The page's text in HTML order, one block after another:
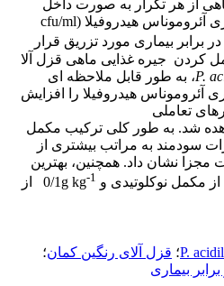
آزمایش، 10 عدد ماهی از هر تکرار به صورت داخل
صفاقی با سوسپانسیون باکتری آئروموناس هیدروفیلا (cfu/ml
برابر بیماری مورد تزریق قرار
کردن جیره غذایی ماهی قزل آلا
P.، به­ طور قابل ملاحظه ­ای
آئروموناس هیدروفیلا را افزایش
تعاملی
شد. به طور کلی ترکیب مکمل
سودمند به مراتب بیشتری از
مجزا نشان داد. همچنین، بهترین
از مکمل نوکلوتیدی و 0/1g kg -1
از
P.؛ قزل آلای رنگین کمان؛
بیماری